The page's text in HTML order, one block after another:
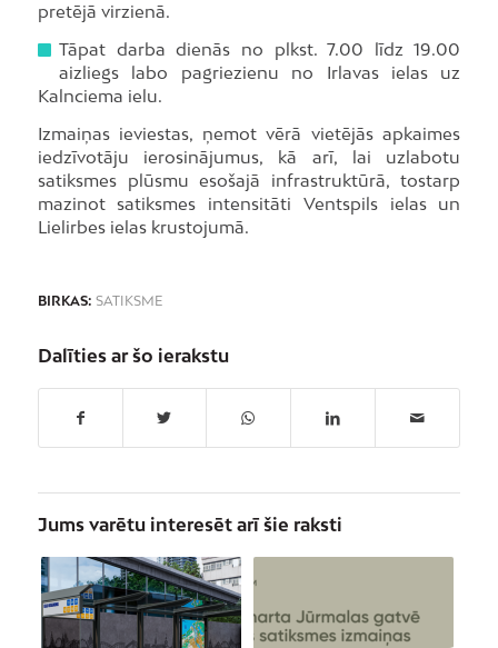
pretējā virzienā.
Tāpat darba dienās no plkst. 7.00 līdz 19.00
aizliegs labo pagriezienu no Irlavas ielas uz
Kalnciema ielu.
Izmaiņas ieviestas, ņemot vērā vietējās apkaimes
iedzīvotāju ierosinājumus, kā arī, lai uzlabotu
satiksmes plūsmu esošajā infrastruktūrā, tostarp
mazinot satiksmes intensitāti Ventspils ielas un
Lielirbes ielas krustojumā.
BIRKAS: SATIKSME
Dalīties ar šo ierakstu
Jums varētu interesēt arī šie raksti